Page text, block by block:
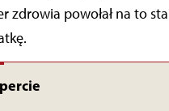
zdrowia powołał na to